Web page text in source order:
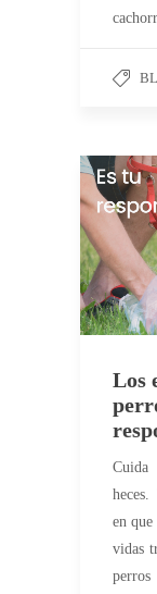
Los
heces.
en
vidas